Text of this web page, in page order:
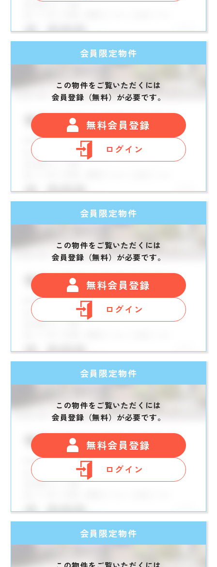
会員限定物件
この物件をご覧いただくには
会員登録（無料）が必要です。
無料会員登録
ログイン
会員限定物件
この物件をご覧いただくには
会員登録（無料）が必要です。
無料会員登録
ログイン
会員限定物件
この物件をご覧いただくには
会員登録（無料）が必要です。
無料会員登録
ログイン
会員限定物件